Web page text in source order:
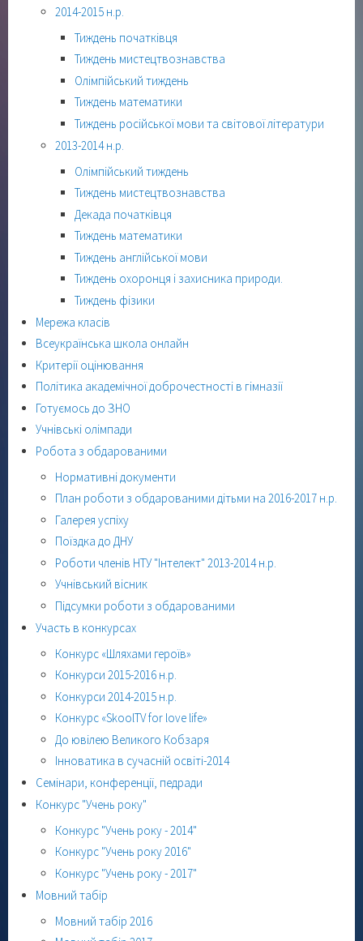
2014-2015 н.р.
Тиждень початківця
Тиждень мистецтвознавства
Олімпійський тиждень
Тиждень математики
Тиждень російської мови та світової літератури
2013-2014 н.р.
Олімпійський тиждень
Тиждень мистецтвознавства
Декада початківця
Тиждень математики
Тиждень англійської мови
Тиждень охоронця і захисника природи.
Тиждень фізики
Мережа класів
Всеукраїнська школа онлайн
Критерії оцінювання
Політика академічної доброчестності в гімназії
Готуємось до ЗНО
Учнівські олімпади
Робота з обдарованими
Нормативні документи
План роботи з обдарованими дітьми на 2016-2017 н.р.
Галерея успіху
Поїздка до ДНУ
Роботи членів НТУ "Інтелект" 2013-2014 н.р.
Учнівський вісник
Підсумки роботи з обдарованими
Участь в конкурсах
Конкурс «Шляхами героїв»
Конкурси 2015-2016 н.р.
Конкурси 2014-2015 н.р.
Конкурс «SkoolTV for love life»
До ювілею Великого Кобзаря
Інноватика в сучасній освіті-2014
Семінари, конференції, педради
Конкурс "Учень року"
Конкурс "Учень року - 2014"
Конкурс "Учень року 2016"
Конкурс "Учень року - 2017"
Мовний табір
Мовний табір 2016